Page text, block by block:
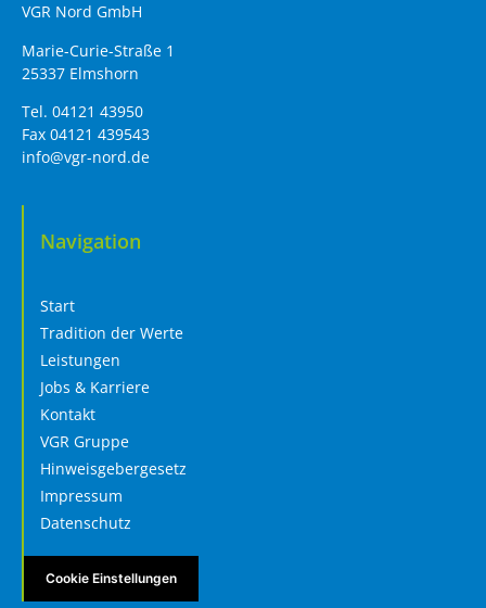
VGR Nord GmbH
Marie-Curie-Straße 1
25337 Elmshorn
Tel. 04121 43950
Fax 04121 439543
info@vgr-nord.de
Navigation
Start
Tradition der Werte
Leistungen
Jobs & Karriere
Kontakt
VGR Gruppe
Hinweisgebergesetz
Impressum
Datenschutz
Cookie Einstellungen